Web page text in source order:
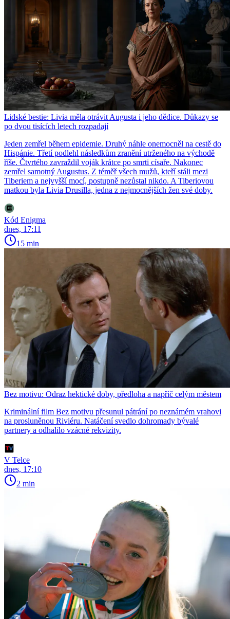
Lidské bestie: Livia měla otrávit Augusta i jeho dědice. Důkazy se
po dvou tisících letech rozpadají
Jeden zemřel během epidemie. Druhý náhle onemocněl na cestě do
Hispánie. Třetí podlehl následkům zranění utrženého na východě
říše. Čtvrtého zavraždil voják krátce po smrti císaře. Nakonec
zemřel samotný Augustus. Z téměř všech mužů, kteří stáli mezi
Tiberiem a nejvyšší mocí, postupně nezůstal nikdo. A Tiberiovou
matkou byla Livia Drusilla, jedna z nejmocnějších žen své doby.
Kód Enigma
dnes, 17:11
15 min
Bez motivu: Odraz hektické doby, předloha a napříč celým městem
Kriminální film Bez motivu přesunul pátrání po neznámém vrahovi
na prosluněnou Riviéru. Natáčení svedlo dohromady bývalé
partnery a odhalilo vzácné rekvizity.
V Telce
dnes, 17:10
2 min